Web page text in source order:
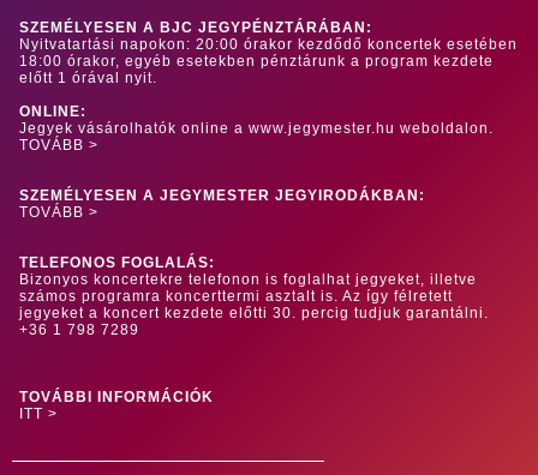
SZEMÉLYESEN A BJC JEGYPÉNZTÁRÁBAN:
Nyitvatartási napokon: 20:00 órakor kezdődő koncertek esetében
18:00 órakor, egyéb esetekben pénztárunk a program kezdete
előtt 1 órával nyit.
ONLINE:
Jegyek vásárolhatók online a www.jegymester.hu weboldalon.
TOVÁBB >
SZEMÉLYESEN A JEGYMESTER JEGYIRODÁKBAN:
TOVÁBB >
TELEFONOS FOGLALÁS:
Bizonyos koncertekre telefonon is foglalhat jegyeket, illetve
számos programra koncerttermi asztalt is. Az így félretett
jegyeket a koncert kezdete előtti 30. percig tudjuk garantálni.
+36 1 798 7289
TOVÁBBI INFORMÁCIÓK
ITT >